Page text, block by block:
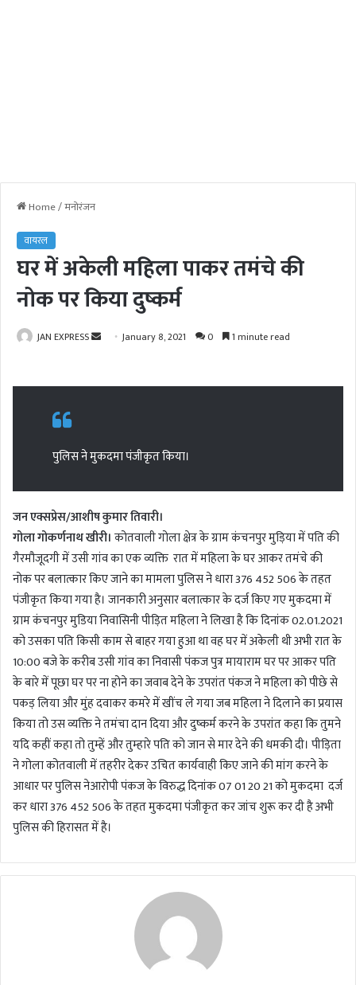
Home/मनोरंजन
वायरल
घर में अकेली महिला पाकर तमंचे की
नोक पर किया दुष्कर्म
JAN EXPRESS
e
a
i
l
January 8, 2021 0 1 minute read
पुलिस ने मुकदमा पंजीकृत किया।
जन एक्सप्रेस/आशीष कुमार तिवारी।
गोला गोकर्णनाथ खीरी। कोतवाली गोला क्षेत्र के ग्राम कंचनपुर मुड़िया में पति की
गैरमौजूदगी में उसी गांव का एक व्यक्ति रात में महिला के घर आकर तमंचे की
नोक पर बलात्कार किए जाने का मामला पुलिस ने धारा 376 452 506 के तहत
पंजीकृत किया गया है। जानकारी अनुसार बलात्कार के दर्ज किए गए मुकदमा में
ग्राम कंचनपुर मुडिया निवासिनी पीड़ित महिला ने लिखा है कि दिनांक 02.01.2021
को उसका पति किसी काम से बाहर गया हुआ था वह घर में अकेली थी अभी रात के
10:00 बजे के करीब उसी गांव का निवासी पंकज पुत्र मायाराम घर पर आकर पति
के बारे में पूछा घर पर ना होने का जवाब देने के उपरांत पंकज ने महिला को पीछे से
पकड़ लिया और मुंह दवाकर कमरे में खींच ले गया जब महिला ने दिलाने का प्रयास
किया तो उस व्यक्ति ने तमंचा दान दिया और दुष्कर्म करने के उपरांत कहा कि तुमने
यदि कहीं कहा तो तुम्हें और तुम्हारे पति को जान से मार देने की धमकी दी। पीड़िता
ने गोला कोतवाली में तहरीर देकर उचित कार्यवाही किए जाने की मांग करने के
आधार पर पुलिस नेआरोपी पंकज के विरुद्ध दिनांक 07 01 20 21 को मुकदमा दर्ज
कर धारा 376 452 506 के तहत मुकदमा पंजीकृत कर जांच शुरू कर दी है अभी
पुलिस की हिरासत में है।